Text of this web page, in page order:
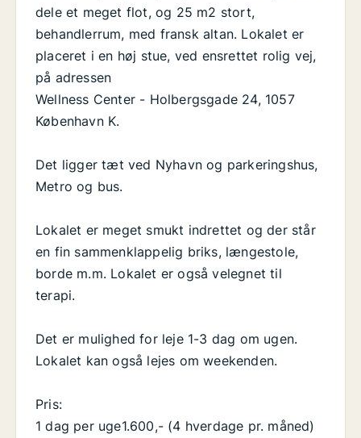
dele et meget flot, og 25 m2 stort,
behandlerrum, med fransk altan. Lokalet er
placeret i en høj stue, ved ensrettet rolig vej,
på adressen
Wellness Center - Holbergsgade 24, 1057
København K.
Det ligger tæt ved Nyhavn og parkeringshus,
Metro og bus.
Lokalet er meget smukt indrettet og der står
en fin sammenklappelig briks, længestole,
borde m.m. Lokalet er også velegnet til
terapi.
Det er mulighed for leje 1-3 dag om ugen.
Lokalet kan også lejes om weekenden.
Pris:
1 dag per uge1.600,- (4 hverdage pr. måned)